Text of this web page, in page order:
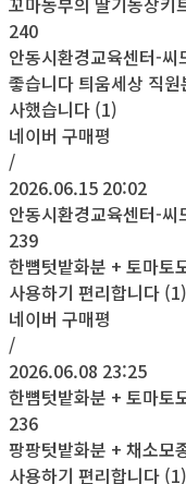
240
안동시환경교육센터-씨
좋습니다 틔움세상 직
사했습니다 (1)
네이버 구매평
/
2026.06.15 20:02
안동시환경교육센터-씨
239
한뼘텃밭화분 + 토마토
사용하기 편리합니다 (1)
네이버 구매평
/
2026.06.08 23:25
한뼘텃밭화분 + 토마토
236
팡팡텃밭화분 + 채소모
사용하기 편리합니다 (1)